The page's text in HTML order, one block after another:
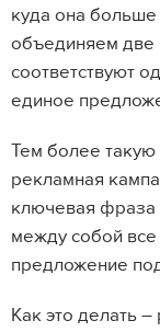
куда она больше
объединяем две
соответствуют
единое
Тем более такую
рекламная
ключевая фраза
между собой
предложение
Как это делать